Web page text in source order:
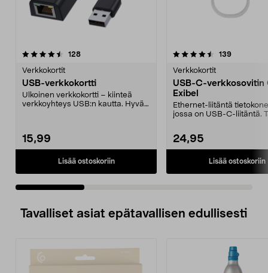
128arvostelut
Verkkokortit
USB-verkkokortti
Ulkoinen verkkokortti – kiinteä
verkkoyhteys USB:n kautta. Hyvä
15,99
Lisää ostoskoriin
4.5 viidestä
139arvostelut
Verkkokortit
USB-C-verkkosovitin
Exibel
Ethernet-liitäntä
jossa on USB-C-liitäntä.
24,95
Lisää ostoskoriin
0.0 viidestä
Tavalliset asiat epätavallisen edullisesti